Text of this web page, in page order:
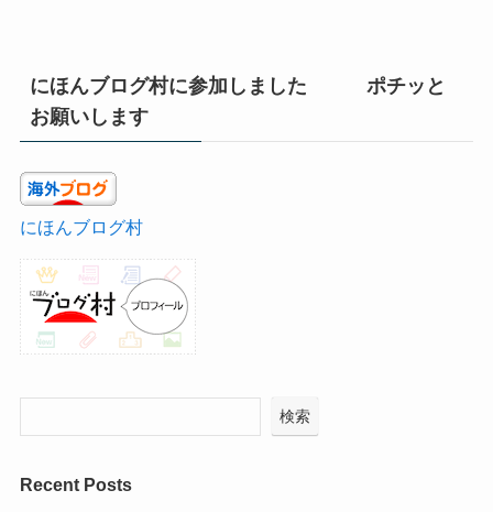
にほんブログ村に参加しました ポチッと
お願いします
にほんブログ村
検索
Recent Posts